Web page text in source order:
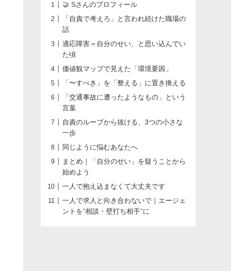
🤝 Sさんのプロフィール
「自責で考えろ」と言われ続けた職場の
話
適応障害＝自分のせい、と思い込んでい
た頃
価値観マップで見えた「環境要因」
「〜すべき」を「整える」に置き換える
「交通事故に遭ったようなもの」という
言葉
自責のループから抜ける、3つの小さな
一歩
同じように悩むあなたへ
まとめ｜「自分のせい」を疑うことから
始めよう
一人で抱え込まなくて大丈夫です
一人で求人と向き合わないで｜エージェ
ントを”相談・壁打ち相手”に